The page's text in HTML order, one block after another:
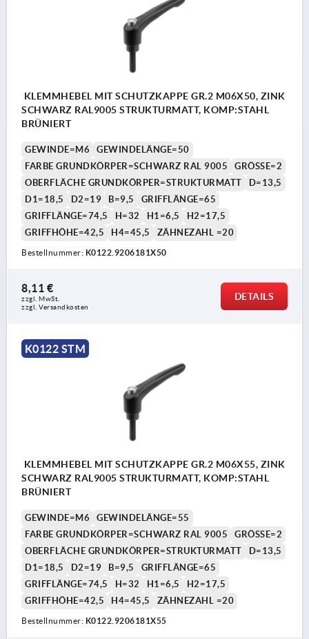
KLEMMHEBEL MIT SCHUTZKAPPE GR.2 M06X50, ZINK
SCHWARZ RAL9005 STRUKTURMATT, KOMP:STAHL
BRÜNIERT
GEWINDE=M6
GEWINDELÄNGE=50
FARBE GRUNDKÖRPER=SCHWARZ RAL 9005
GRÖSSE=2
OBERFLÄCHE GRUNDKÖRPER=STRUKTURMATT
D=13,5
D1=18,5
D2=19 B=9,5
GRIFFLÄNGE=65
GRIFFLÄNGE=74,5
H=32 H1=6,5
H2=17,5
GRIFFHÖHE=42,5
H4=45,5 ZÄHNEZAHL =20
Bestellnummer: K0122.9206181X50
8,11 €
zzgl. MwSt.
zzgl. Versandkosten
DETAILS
K0122 STM
KLEMMHEBEL MIT SCHUTZKAPPE GR.2 M06X55, ZINK
SCHWARZ RAL9005 STRUKTURMATT, KOMP:STAHL
BRÜNIERT
GEWINDE=M6
GEWINDELÄNGE=55
FARBE GRUNDKÖRPER=SCHWARZ RAL 9005
GRÖSSE=2
OBERFLÄCHE GRUNDKÖRPER=STRUKTURMATT
D=13,5
D1=18,5
D2=19 B=9,5
GRIFFLÄNGE=65
GRIFFLÄNGE=74,5
H=32 H1=6,5
H2=17,5
GRIFFHÖHE=42,5
H4=45,5 ZÄHNEZAHL =20
Bestellnummer: K0122.9206181X55